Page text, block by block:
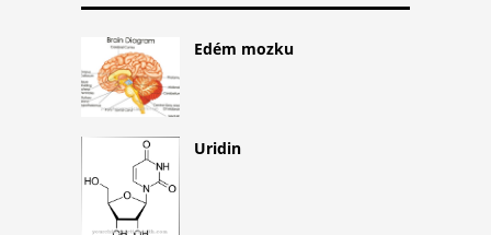
Edém mozku
Uridin